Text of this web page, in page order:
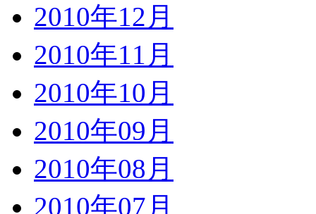
2010年12月
2010年11月
2010年10月
2010年09月
2010年08月
2010年07月